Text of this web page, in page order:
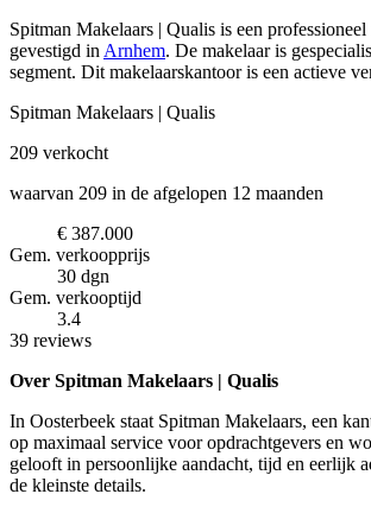
Spitman Makelaars | Qualis is een
gevestigd in Arnhem. De makelaar is
segment. Dit makelaarskantoor is een actieve
Spitman Makelaars | Qualis
209 verkocht
waarvan 209 in de afgelopen 12 maanden
€ 387.000
Gem. verkoopprijs
30 dgn
Gem. verkooptijd
3.4
39 reviews
Over Spitman Makelaars | Qualis
In Oosterbeek staat Spitman Makelaars, een
op maximaal service voor opdrachtgevers en
gelooft in persoonlijke aandacht, tijd en eerlijk
de kleinste details.